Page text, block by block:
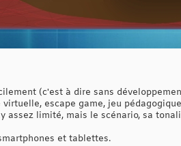
(c'est à dire sans
escape game, jeu
assez limité, mais le scénario, sa
et tablettes.